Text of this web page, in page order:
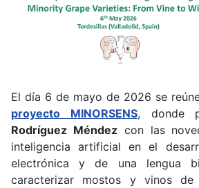
El día 6 de mayo de 2026 se
proyecto MINORSENS, donde
Rodríguez Méndezcon las
inteligencia artificial en el
electrónica y de una lengua
caracterizar mostos y vinos